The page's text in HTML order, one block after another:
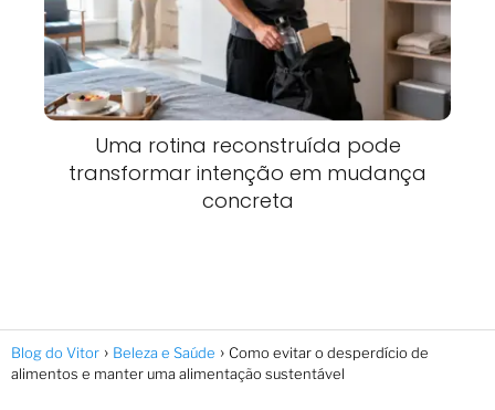
Uma rotina reconstruída pode
transformar intenção em mudança
concreta
Blog do Vitor Beleza e Saúde
Como evitar o desperdício de
alimentos e manter uma alimentação sustentável